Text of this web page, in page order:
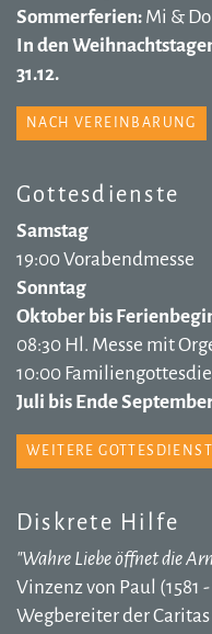
Sommerferien: Mi & Do
In den
31.12.
NACH VEREINBARUNG
Gottesdienste
Samstag
19:00 Vorabendmesse
Sonntag
Oktober bis
08:30 Hl. Messe mit
10:00
Juli bis Ende
WEITERE
Diskrete Hilfe
"Wahre Liebe öffnet die
Vinzenz von Paul (1581 -
Wegbereiter der Caritas